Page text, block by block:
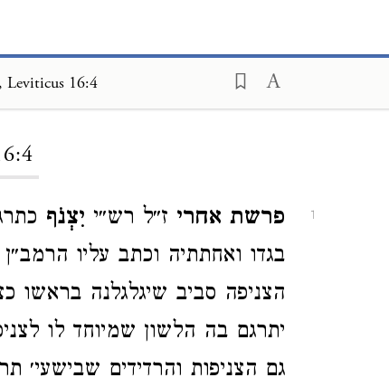
Leviticus 16:4
1 פרשת אחרי ז״ל רש״י יִצְנֹף
בגדו ואחתתיה וכתב עליו
הצניפה סביב שיגלגלנה בראשו
יתרגם בה הלשון שמיוחד לו
גם הצניפות והרדידים שבישעי׳